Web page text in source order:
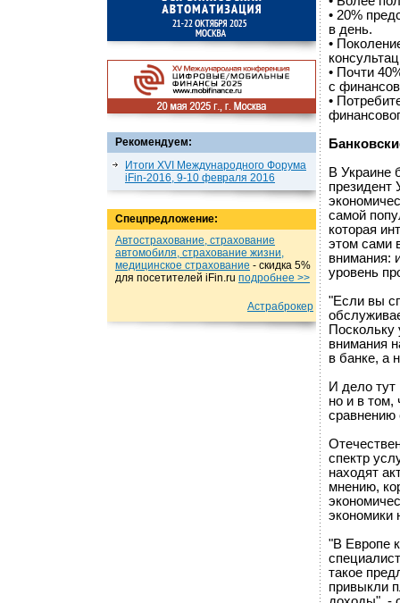
Рекомендуем:
Итоги XVI Международного Форума
iFin-2016, 9-10 февраля 2016
Спецпредложение:
Автострахование, страхование
автомобиля, страхование жизни,
медицинское страхование - cкидка 5%
для посетителей iFin.ru подробнеe >>
Астраброкер
• 20%
в день.
•
• Почти
с
•
В Украине
президент
самой
которая
этом сами
внимания:
уровень
"Если вы
Поскольку
внимания
в банке, а
И дело тут
но и в том,
спектр
находят
мнению,
экономики
"В Европе
такое
привыкли